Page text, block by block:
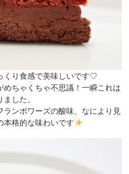
くり食感で美味しいです♡
めちゃくちゃ不思議！一瞬これは
した。
ンボワーズの酸味、なにより見
本格的な味わいです